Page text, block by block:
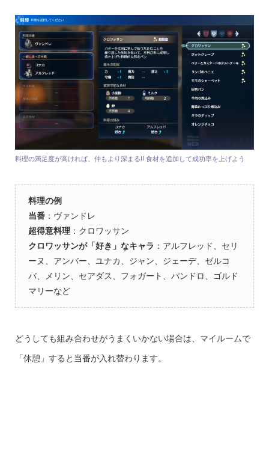
料理の満足度が高ければ、仲もより深まる!! 食材を追加して成功率を上げよう
料理の例
当番：ヴァンドレ
超得意料理：クロワッサン
クロワッサンが「好き」なキャラ ：アルフレッド、セリ
ーヌ、アンバー、ユナカ、ジャン、ジェーデ、ゼルコ
バ、メリン、セアダス、フォガート、パンドロ、ゴルド
マリーなど
どうしても組み合わせがうまくいかない場合は、マイルームで
「休憩」すると当番が入れ替わります。